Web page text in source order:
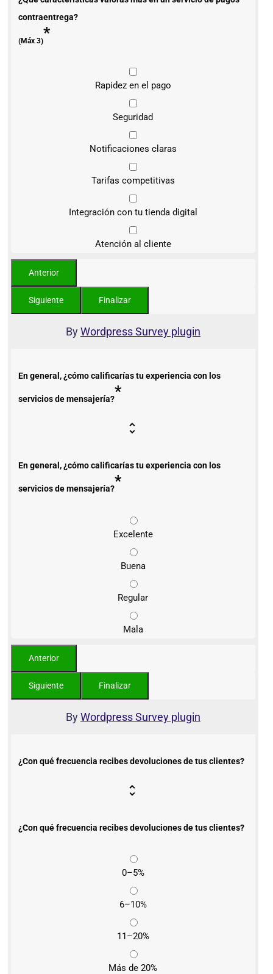
contraentrega?
(Máx 3)*
Rapidez en el pago
Seguridad
Notificaciones claras
Tarifas competitivas
Integración con tu tienda digital
Atención al cliente
ByWordpress Survey plugin
En general, ¿cómo calificarías tu experiencia con los
servicios de mensajería?*
En general, ¿cómo calificarías tu experiencia con los
servicios de mensajería?*
Excelente
Buena
Regular
Mala
ByWordpress Survey plugin
¿Con qué frecuencia recibes devoluciones de tus clientes?
¿Con qué frecuencia recibes devoluciones de tus clientes?
0–5%
6–10%
11–20%
Más de 20%